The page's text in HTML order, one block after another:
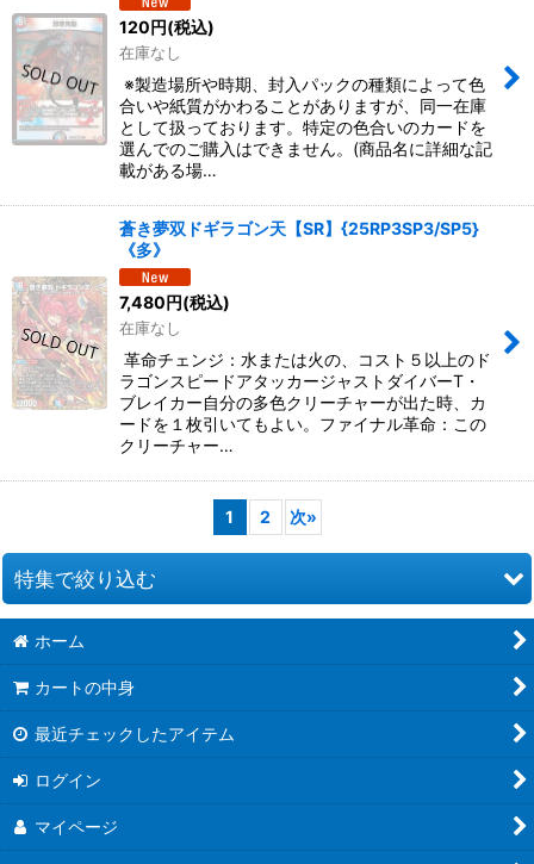
120円(税込)
在庫なし
※製造場所や時期、封入パックの種類によって色
合いや紙質がかわることがありますが、同一在庫
として扱っております。特定の色合いのカードを
選んでのご購入はできません。(商品名に詳細な記
載がある場…
蒼き夢双ドギラゴン天【SR】{25RP3SP3/SP5}
《多》
7,480円(税込)
在庫なし
革命チェンジ：水または火の、コスト５以上のド
ラゴンスピードアタッカージャストダイバーT・
ブレイカー自分の多色クリーチャーが出た時、カ
ードを１枚引いてもよい。ファイナル革命：この
クリーチャー…
1 2 次»
特集で絞り込む
ドラゴン娘になりたくないっ！ 文化祭だョ！全員集合!!ドラ娘
100％パック【DM26-EX3】
悪感謝祭カリスマBEST【DM26-EX2】
ますますつよいパック25の援軍【DM26-EX1】
ホーム
カートの中身
最近チェックしたアイテム
ログイン
マイページ